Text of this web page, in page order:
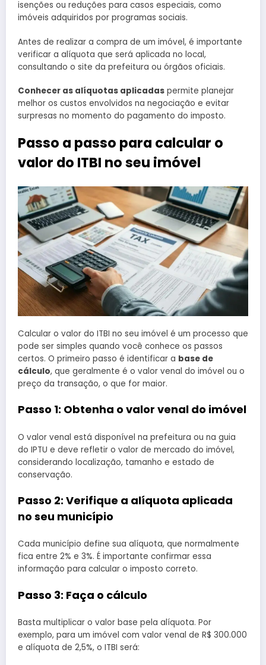
isenções ou reduções para casos especiais, como
imóveis adquiridos por programas sociais.
Antes de realizar a compra de um imóvel, é importante
verificar a alíquota que será aplicada no local,
consultando o site da prefeitura ou órgãos oficiais.
Conhecer as alíquotas aplicadas permite planejar
melhor os custos envolvidos na negociação e evitar
surpresas no momento do pagamento do imposto.
Passo a passo para calcular o
valor do ITBI no seu imóvel
Calcular o valor do ITBI no seu imóvel é um processo que
pode ser simples quando você conhece os passos
certos. O primeiro passo é identificar a base de
cálculo, que geralmente é o valor venal do imóvel ou o
preço da transação, o que for maior.
Passo 1: Obtenha o valor venal do imóvel
O valor venal está disponível na prefeitura ou na guia
do IPTU e deve refletir o valor de mercado do imóvel,
considerando localização, tamanho e estado de
conservação.
Passo 2: Verifique a alíquota aplicada
no seu município
Cada município define sua alíquota, que normalmente
fica entre 2% e 3%. É importante confirmar essa
informação para calcular o imposto correto.
Passo 3: Faça o cálculo
Basta multiplicar o valor base pela alíquota. Por
exemplo, para um imóvel com valor venal de R$ 300.000
e alíquota de 2,5%, o ITBI será: